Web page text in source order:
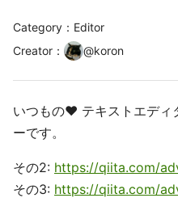
Category：Editor
Creator ： @koron
いつもの❤ テキストエディ
ーです。
その2: https://qiita.com/
その3: https://qiita.com/